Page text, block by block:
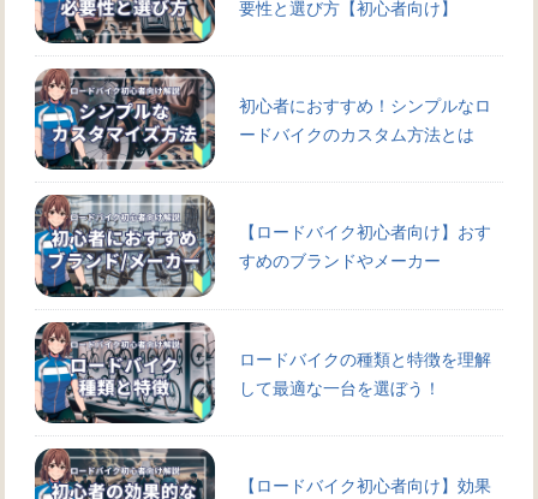
要性と選び方【初心者向け】
初心者におすすめ！シンプルなロ
ードバイクのカスタム方法とは
【ロードバイク初心者向け】おす
すめのブランドやメーカー
ロードバイクの種類と特徴を理解
して最適な一台を選ぼう！
【ロードバイク初心者向け】効果